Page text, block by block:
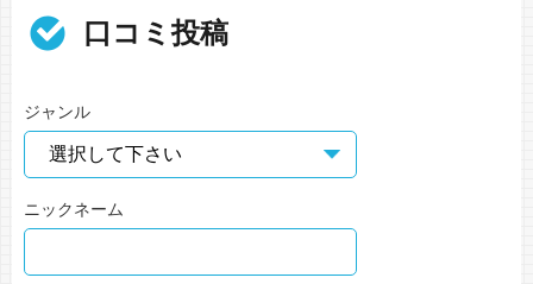
口コミ投稿
ジャンル
ニックネーム